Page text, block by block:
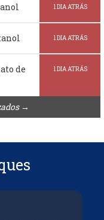
1 DIA ATRÁS
1 DIA ATRÁS
de
1 DIA ATRÁS
→